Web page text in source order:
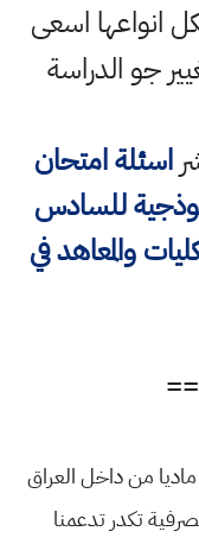
انواعها اسعى
جو الدراسة
اسئلة امتحان
للسادس
والمعاهد في
من داخل العراق
تكدر تدعمنا